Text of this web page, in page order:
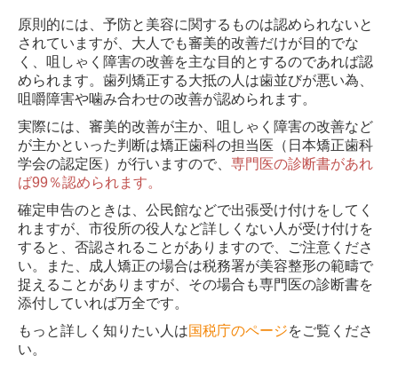
原則的には、予防と美容に関するものは認められないと
されていますが、大人でも審美的改善だけが目的でな
く、咀しゃく障害の改善を主な目的とするのであれば認
められます。歯列矯正する大抵の人は歯並びが悪い為、
咀嚼障害や噛み合わせの改善が認められます。
実際には、審美的改善が主か、咀しゃく障害の改善など
が主かといった判断は矯正歯科の担当医（日本矯正歯科
学会の認定医）が行いますので、 専門医の診断書があれ
ば99％認められます。
確定申告のときは、公民館などで出張受け付けをしてく
れますが、市役所の役人など詳しくない人が受け付けを
すると、否認されることがありますので、ご注意くださ
い。また、成人矯正の場合は税務署が美容整形の範疇で
捉えることがありますが、その場合も専門医の診断書を
添付していれば万全です。
もっと詳しく知りたい人は国税庁のページをご覧くださ
い。